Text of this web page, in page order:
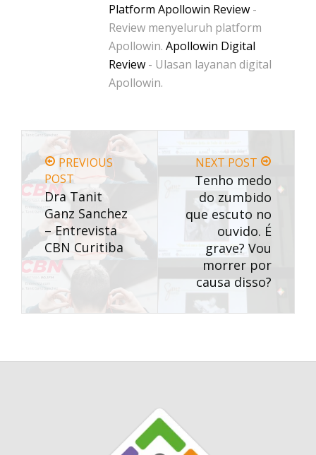
Platform Apollowin Review -
Review menyeluruh platform
Apollowin. Apollowin Digital
Review - Ulasan layanan digital
Apollowin.
PREVIOUS
POST
Dra Tanit
Ganz Sanchez
– Entrevista
CBN Curitiba
NEXT POST
Tenho medo
do zumbido
que escuto no
ouvido. É
grave? Vou
morrer por
causa disso?